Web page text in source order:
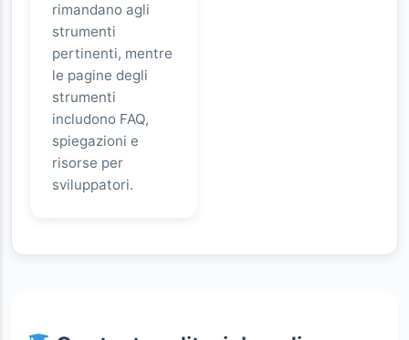
rimandano agli
strumenti
pertinenti, mentre
le pagine degli
strumenti
includono FAQ,
spiegazioni e
risorse per
sviluppatori.